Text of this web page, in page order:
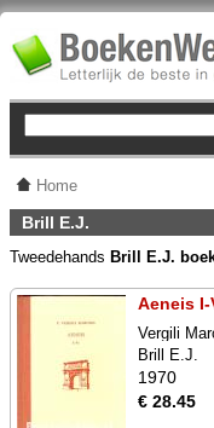
Home
Brill E.J.
Tweedehands Brill E.J.
Aeneis I-
Vergili
Brill E.J.
1970
€ 28.45